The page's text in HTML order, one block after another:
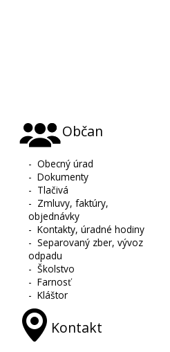
Občan
-Obecný úrad
-Dokumenty
- Tlačivá
- Zmluvy, faktúry,
objednávky
-Kontakty, úradné hodiny
-Separovaný zber, vývoz
odpadu
-Školstvo
-Farnosť
-Kláštor
Kontakt